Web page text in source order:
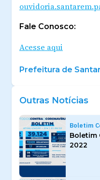
Fale Conosco:
Acesse aqui
Prefeitura de
Outras Notícias
Boletim
Boletim
2022